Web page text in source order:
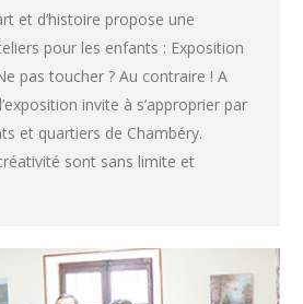
et d’histoire propose une
pour les enfants : Exposition
pas toucher ? Au contraire ! A
invite à s’approprier par
et quartiers de Chambéry.
sont sans limite et